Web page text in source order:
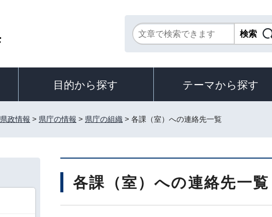
目的から探す テーマから探す
県政情報 > 県庁の情報 > 県庁の組織 > 各課（室）への連絡先一覧
各課（室）への連絡先一覧